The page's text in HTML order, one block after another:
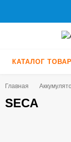
КАТАЛОГ
Главная
SECA